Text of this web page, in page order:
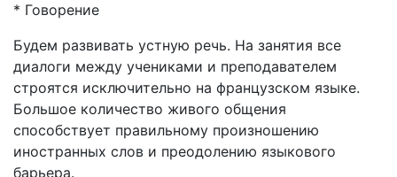
* Говорение
Будем развивать устную речь. На занятия все
диалоги между учениками и преподавателем
строятся исключительно на французском языке.
Большое количество живого общения
способствует правильному произношению
иностранных слов и преодолению языкового
барьера.